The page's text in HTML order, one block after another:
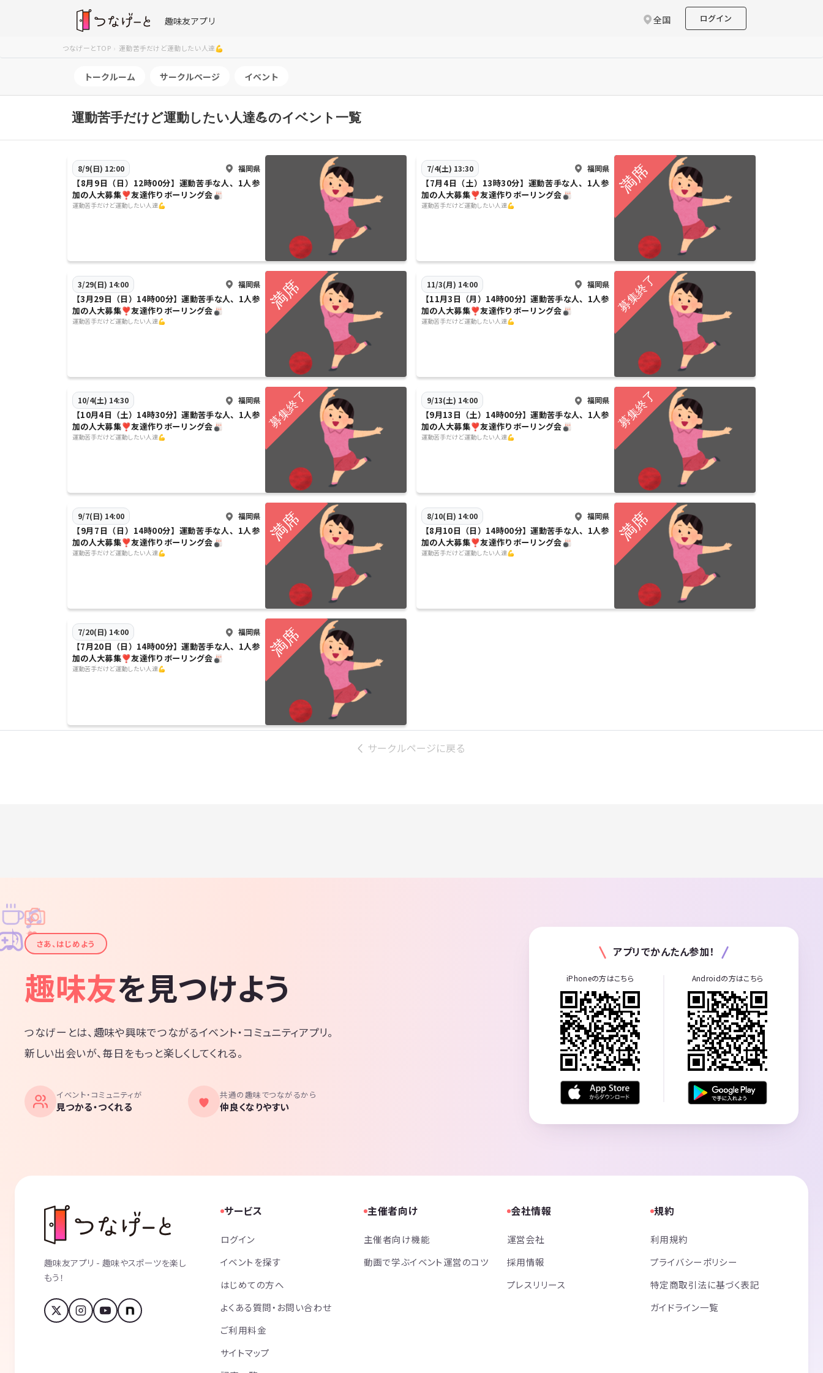
趣味友アプリ 全国 ログイン
つなげーとTOP 運動苦手だけど運動したい人達💪
トークルーム サークルページ イベント
運動苦手だけど運動したい人達💪のイベント一覧
8/9(日) 12:00 福岡県
【8月9日（日）12時00分】運動苦手な人、1人参
加の人大募集❣️友達作りボーリング会🎳
運動苦手だけど運動したい人達💪
7/4(土) 13:30 福岡県
【7月4日（土）13時30分】運動苦手な人、1人参
加の人大募集❣️友達作りボーリング会🎳
運動苦手だけど運動したい人達💪
3/29(日) 14:00 福岡県
【3月29日（日）14時00分】運動苦手な人、1人参
加の人大募集❣️友達作りボーリング会🎳
運動苦手だけど運動したい人達💪
11/3(月) 14:00 福岡県
【11月3日（月）14時00分】運動苦手な人、1人参
加の人大募集❣️友達作りボーリング会🎳
運動苦手だけど運動したい人達💪
10/4(土) 14:30 福岡県
【10月4日（土）14時30分】運動苦手な人、1人参
加の人大募集❣️友達作りボーリング会🎳
運動苦手だけど運動したい人達💪
9/13(土) 14:00 福岡県
【9月13日（土）14時00分】運動苦手な人、1人参
加の人大募集❣️友達作りボーリング会🎳
運動苦手だけど運動したい人達💪
9/7(日) 14:00 福岡県
【9月7日（日）14時00分】運動苦手な人、1人参
加の人大募集❣️友達作りボーリング会🎳
運動苦手だけど運動したい人達💪
8/10(日) 14:00 福岡県
【8月10日（日）14時00分】運動苦手な人、1人参
加の人大募集❣️友達作りボーリング会🎳
運動苦手だけど運動したい人達💪
7/20(日) 14:00 福岡県
【7月20日（日）14時00分】運動苦手な人、1人参
加の人大募集❣️友達作りボーリング会🎳
運動苦手だけど運動したい人達💪
サークルページに戻る
✦
✦
✧
✧
♪
♫
さあ、はじめよう
趣味友を見つけよう
つなげーとは、趣味や興味でつながるイベント・コミュニティアプリ。
新しい出会いが、毎日をもっと楽しくしてくれる。
イベント・コミュニティが
見つかる・つくれる
共通の趣味でつながるから
仲良くなりやすい
アプリでかんたん参加！
iPhoneの方はこちら Androidの方はこちら
趣味友アプリ - 趣味やスポーツを楽し
もう！
サービス
ログイン
イベントを探す
はじめての方へ
よくある質問・お問い合わせ
ご利用料金
サイトマップ
主催者向け
主催者向け機能
動画で学ぶイベント運営のコツ
会社情報
運営会社
採用情報
プレスリリース
規約
利用規約
プライバシーポリシー
特定商取引法に基づく表記
ガイドライン一覧